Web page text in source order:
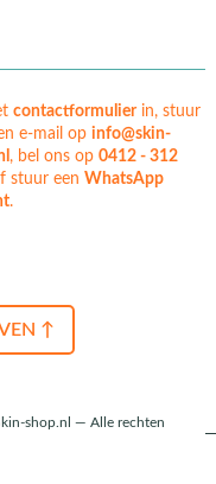
contactformulierin, stuur
e-mail opinfo@skin-
, bel ons op0412 - 312
stuur eenWhatsApp
.
↑
shop.nl — Alle rechten